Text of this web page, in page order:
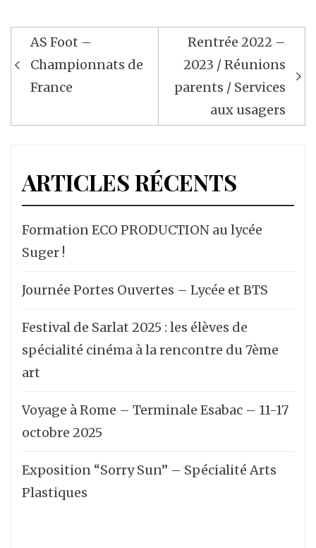
Navigation
de
l’article
AS Foot –
Championnats de
France
Rentrée 2022 –
2023 / Réunions
parents / Services
aux usagers
ARTICLES RÉCENTS
Formation ECO PRODUCTION au lycée
Suger !
Journée Portes Ouvertes – Lycée et BTS
Festival de Sarlat 2025 : les élèves de
spécialité cinéma à la rencontre du 7ème
art
Voyage à Rome – Terminale Esabac – 11-17
octobre 2025
Exposition “Sorry Sun” – Spécialité Arts
Plastiques